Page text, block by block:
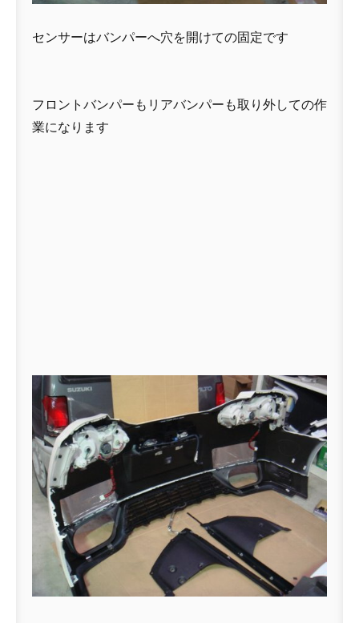
センサーはバンパーへ穴を開けての固定です
フロントバンパーもリアバンパーも取り外しての作
業になります